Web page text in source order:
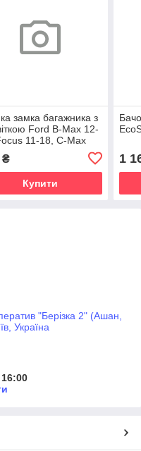
замка багажника з
Ford B-Max 12-
11-18, C-Max
13-
Купити
1
"Берізка 2" (Ашан,
Україна